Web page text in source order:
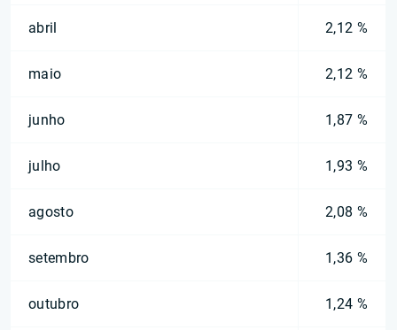
abril 2,12 %
maio 2,12 %
junho 1,87 %
julho 1,93 %
agosto 2,08 %
setembro 1,36 %
outubro 1,24 %